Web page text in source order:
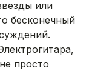
или
бесконечный
просто